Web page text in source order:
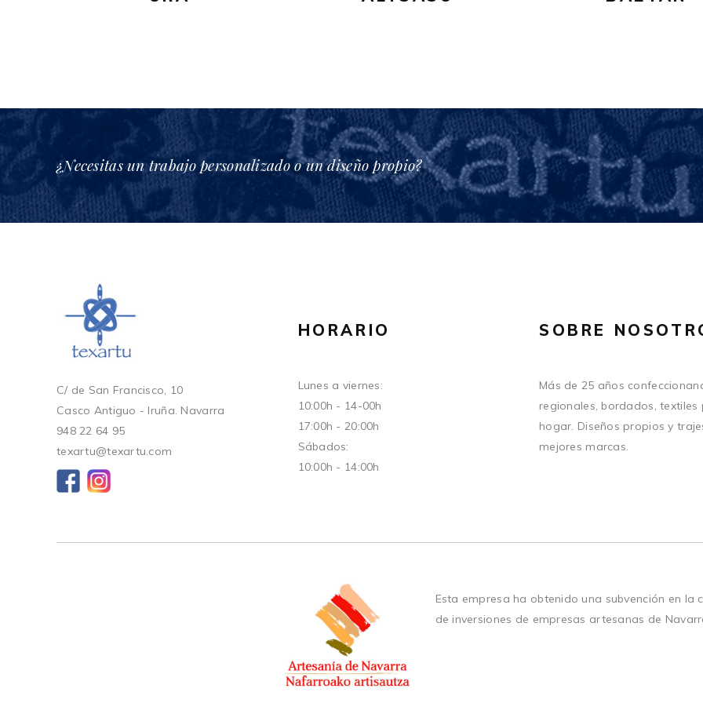
¿Necesitas un trabajo personalizado o un diseño propio?
C/ de San Francisco, 10
Casco Antiguo - Iruña. Navarra
948 22 64 95
texartu@texartu.com
HORARIO
Lunes a viernes:
10:00h - 14-00h
17:00h - 20:00h
Sábados:
10:00h - 14:00h
SOBRE
Más de 25 años
regionales, bordados, textiles
hogar. Diseños propios y
mejores marcas.
Esta empresa ha obtenido una subvención en la
de inversiones de empresas artesanas de